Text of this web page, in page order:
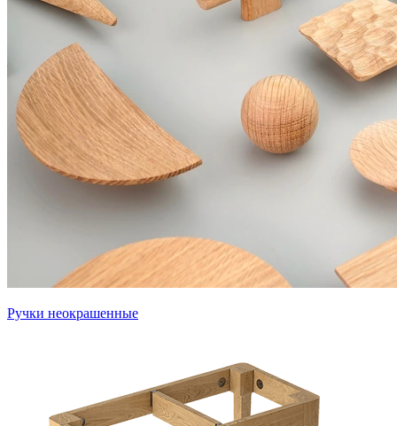
Ручки неокрашенные